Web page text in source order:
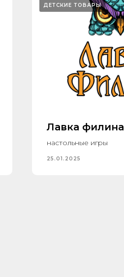
ДЕТСКИЕ ТОВАРЫ
Лавка филина
настольные игры
25.01.2025